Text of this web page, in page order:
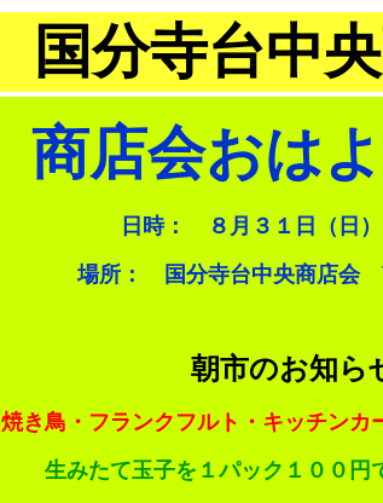
国分寺台中
商店会おは
日時： ８月３１日（日
場所： 国分寺台中央商店会
朝市のお知ら
焼き鳥・フランクフルト ・キッチンカ
生みたて玉子を１パック１００円